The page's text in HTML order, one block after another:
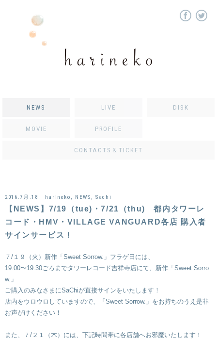
NEWS LIVE DISK
MOVIE PROFILE
CONTACTS＆TICKET
2016.7月.18 harineko , NEWS ,Sachi
【NEWS】7/19（tue)・7/21（thu) 都内タワーレ
コード・HMV・VILLAGE VANGUARD各店 購入者
サインサービス！
７/１９（火）新作「Sweet Sorrow.」フラゲ日には、
19:00〜19:30ごろまでタワーレコード吉祥寺店にて、新作「Sweet Sorro
w.」
ご購入のみなさまにSaChiが直接サインをいたします！
店内をウロウロしていますので、「Sweet Sorrow.」をお持ちのうえ是非
お声がけください！
また、７/２１（木）には、下記時間帯に各店舗へお邪魔いたします！